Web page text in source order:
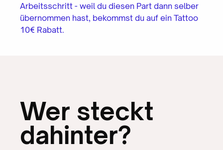
Arbeitsschritt - weil du diesen Part dann selber
übernommen hast, bekommst du auf ein Tattoo
10€ Rabatt.
Wer steckt
dahinter?